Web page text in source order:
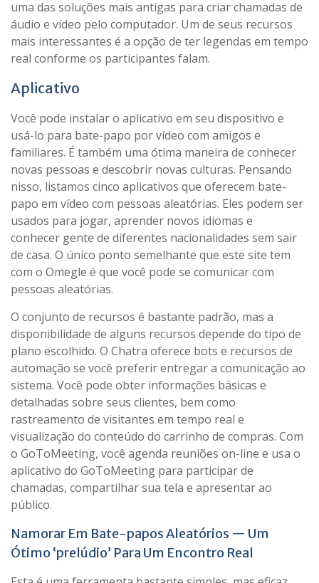
uma das soluções mais antigas para criar chamadas de
áudio e vídeo pelo computador. Um de seus recursos
mais interessantes é a opção de ter legendas em tempo
real conforme os participantes falam.
Aplicativo
Você pode instalar o aplicativo em seu dispositivo e
usá-lo para bate-papo por vídeo com amigos e
familiares. É também uma ótima maneira de conhecer
novas pessoas e descobrir novas culturas. Pensando
nisso, listamos cinco aplicativos que oferecem bate-
papo em vídeo com pessoas aleatórias. Eles podem ser
usados para jogar, aprender novos idiomas e
conhecer gente de diferentes nacionalidades sem sair
de casa. O único ponto semelhante que este site tem
com o Omegle é que você pode se comunicar com
pessoas aleatórias.
O conjunto de recursos é bastante padrão, mas a
disponibilidade de alguns recursos depende do tipo de
plano escolhido. O Chatra oferece bots e recursos de
automação se você preferir entregar a comunicação ao
sistema. Você pode obter informações básicas e
detalhadas sobre seus clientes, bem como
rastreamento de visitantes em tempo real e
visualização do conteúdo do carrinho de compras. Com
o GoToMeeting, você agenda reuniões on-line e usa o
aplicativo do GoToMeeting para participar de
chamadas, compartilhar sua tela e apresentar ao
público.
Namorar Em Bate-papos Aleatórios — Um
Ótimo ‘prelúdio’ Para Um Encontro Real